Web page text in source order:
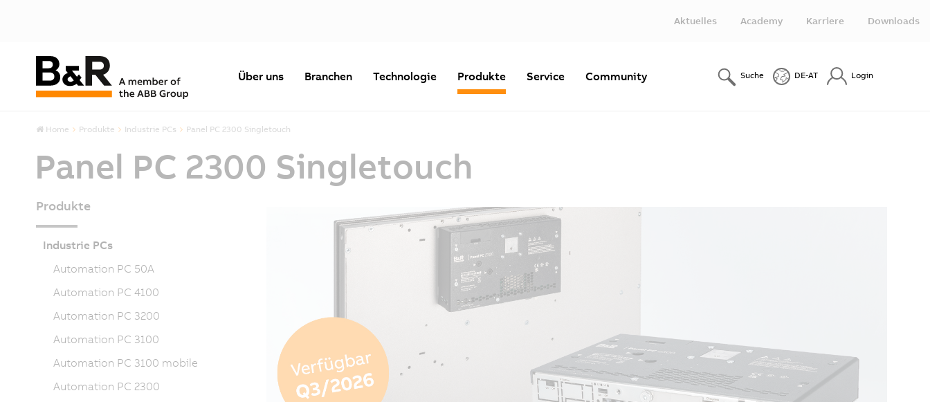
Aktuelles Academy Karriere Downloads
Über uns Branchen Technologie Produkte Service Community Suche DE-AT Login
Home Produkte Industrie PCs Panel PC 2300 Singletouch
Panel PC 2300 Singletouch
Produkte
Industrie PCs
Automation PC 50A
Automation PC 4100
Automation PC 3200
Automation PC 3100
Automation PC 3100 mobile
Automation PC 2300